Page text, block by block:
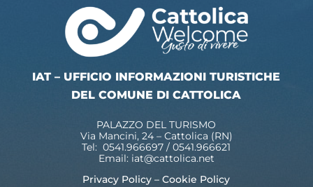
IAT – UFFICIO INFORMAZIONI TURISTICHE
DEL COMUNE DI CATTOLICA
PALAZZO DEL TURISMO
Via Mancini, 24 – Cattolica (RN)
Tel: 0541.966697 / 0541.966621
Email: iat@cattolica.net
Privacy Policy –Cookie Policy